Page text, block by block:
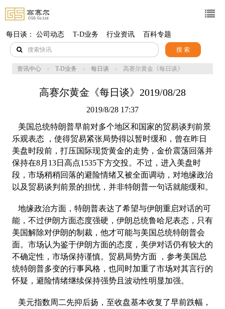
每日谈： 公司动态 T-D业务 行业资讯 百科专题
搜 索
资讯中心 T-D业务 每日谈
高赛尔黄金《每日谈》
高赛尔黄金《每日谈》2019/08/28
2019/8/28 17:37
美国总统特朗普早前对多个地区和国家的贸易谈判前景
乐观表态 ，使得贸易紧张局势得以暂时缓和，曾在昨日
美盘时段前，打压国际现货黄金的走势，金价震荡回落并
保持在8月13日高点1535下方交投。不过，进入美盘时
段，市场稍稍回落的避险情绪又被全面调动，对地缘政治
以及贸易谈判前景的担忧，并非特朗普一句话就能缓和。
地缘政治方面，特朗普表达了希望与伊朗重启对话的可
能，不过伊朗方面态度强硬，伊朗总统鲁哈尼表态，只有
美国解除对伊朗的制裁，他才可能与美国总统特朗普会
面。市场认为鉴于伊朗方面的态度，美伊对话仍有较大的
不确定性，市场保持谨慎。贸易局势方面 ，参考美国总
统特朗普多变的行事风格，也同时加重了市场对其言行的
怀疑，避险情绪继续保持强势且波动性明显加强。
美元指数周二先抑后扬，至收盘基本收复了早前跌幅，